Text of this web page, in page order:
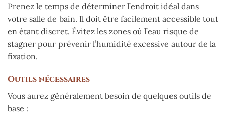
Prenez le temps de déterminer l’endroit idéal dans
votre salle de bain. Il doit être facilement accessible tout
en étant discret. Évitez les zones où l’eau risque de
stagner pour prévenir l’humidité excessive autour de la
fixation.
Outils nécessaires
Vous aurez généralement besoin de quelques outils de
base :